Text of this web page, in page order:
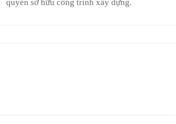
quyền sở hữu công trình xây dựng.